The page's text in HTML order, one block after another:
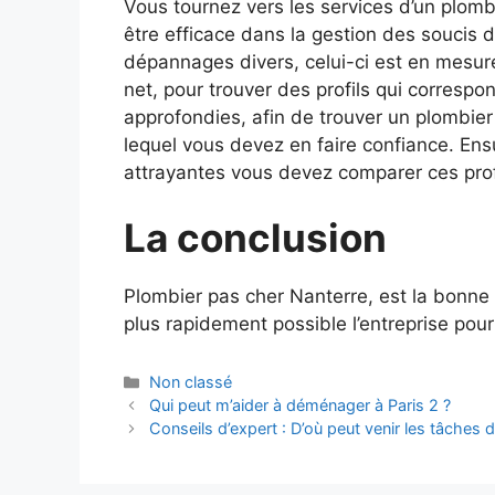
Vous tournez vers les services d’un
être efficace dans la gestion des soucis
dépannages divers, celui-ci est en
net, pour trouver des profils qui
approfondies, afin de trouver un
lequel vous devez en faire confiance.
attrayantes vous devez comparer ces
La conclusion
Plombier pas cher Nanterre, est la
plus rapidement possible l’entreprise
Catégories
Non classé
Qui peut m’aider à déménager à Paris 2 ?
Conseils d’expert : D’où peut venir les tâches